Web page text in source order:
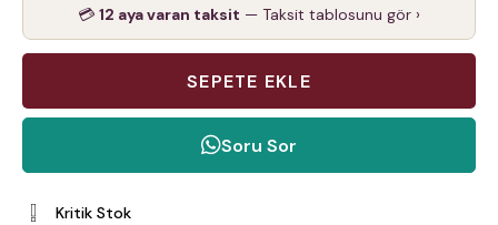
💳 12 aya varan taksit — Taksit tablosunu gör ›
Soru Sor
Kritik Stok